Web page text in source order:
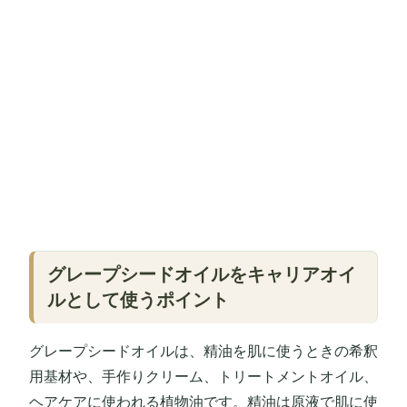
グレープシードオイルをキャリアオイ
ルとして使うポイント
グレープシードオイルは、精油を肌に使うときの希釈
用基材や、手作りクリーム、トリートメントオイル、
ヘアケアに使われる植物油です。精油は原液で肌に使